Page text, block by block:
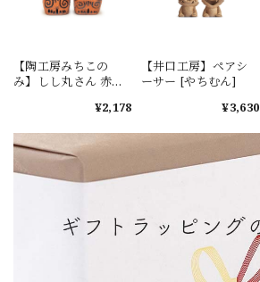
【陶工房みちこの
み】しし丸さん 赤土
¥2,178
【井口工房】ペアシ
ーサー [やちむん]
¥3,630